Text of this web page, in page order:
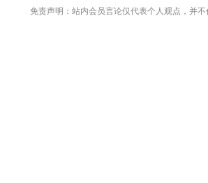
免责声明：站内会员言论仅代表个人观点，并